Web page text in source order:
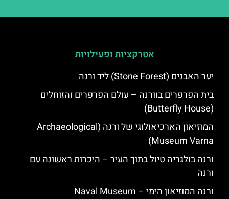
אטרקציות ופעילויות
יער האבנים (Stone Forest) ליד ורנה
בית הפרפרים בוורנה – עולם הפרפרים והזוחלים
(Butterfly House)
המוזיאון הארכיאולוגי של ורנה (Archaeological
Museum Varna)
ורנה בולגריה טיול בתוך העיר – היכרות ראשונה עם
ורנה
ורנה המוזיאון הימי – Naval Museum